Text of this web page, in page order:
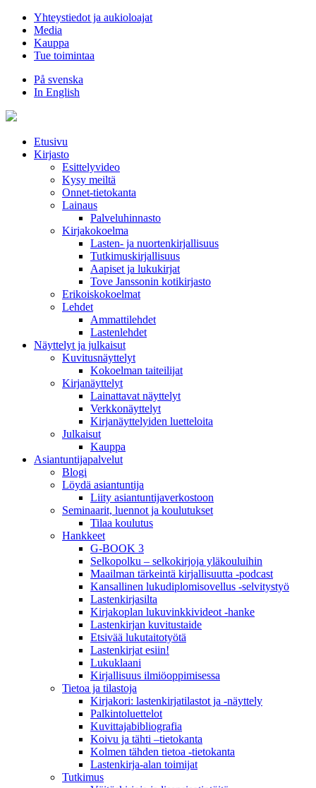
Hyppää
sisältöön
Yhteystiedot ja aukioloajat
Media
Kauppa
Tue toimintaa
På svenska
In English
Etusivu
Kirjasto
Esittelyvideo
Kysy meiltä
Onnet-tietokanta
Lainaus
Palveluhinnasto
Kirjakokoelma
Lasten- ja nuortenkirjallisuus
Tutkimuskirjallisuus
Aapiset ja lukukirjat
Tove Janssonin kotikirjasto
Erikoiskokoelmat
Lehdet
Ammattilehdet
Lastenlehdet
Näyttelyt ja julkaisut
Kuvitusnäyttelyt
Kokoelman taiteilijat
Kirjanäyttelyt
Lainattavat näyttelyt
Verkkonäyttelyt
Kirjanäyttelyiden luetteloita
Julkaisut
Kauppa
Asiantuntija­palvelut
Blogi
Löydä asiantuntija
Liity asiantuntijaverkostoon
Seminaarit, luennot ja koulutukset
Tilaa koulutus
Hankkeet
G-BOOK 3
Selkopolku – selkokirjoja yläkouluihin
Maailman tärkeintä kirjallisuutta -podcast
Kansallinen lukudiplomisovellus -selvitystyö
Lastenkirjasilta
Kirjakoplan lukuvinkkivideot -hanke
Lastenkirjan kuvitustaide
Etsivää lukutaitotyötä
Lastenkirjat esiin!
Lukuklaani
Kirjallisuus ilmiöoppimisessa
Tietoa ja tilastoja
Kirjakori: lastenkirjatilastot ja -näyttely
Palkintoluettelot
Kuvittaja­bibliografia
Koivu ja tähti –tietokanta
Kolmen tähden tietoa -tietokanta
Lastenkirja-alan toimijat
Tutkimus